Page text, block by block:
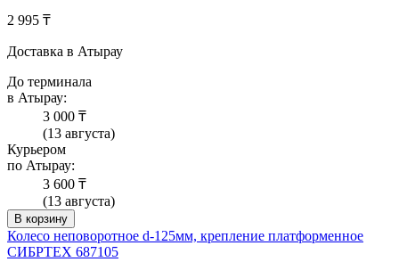
2 995 ₸
Доставка в Атырау
До терминала
в Атырау:
3 000 ₸
(13 августа)
Курьером
по Атырау:
3 600 ₸
(13 августа)
В корзину
Колесо неповоротное d-125мм, крепление платформенное
СИБРТЕХ 687105